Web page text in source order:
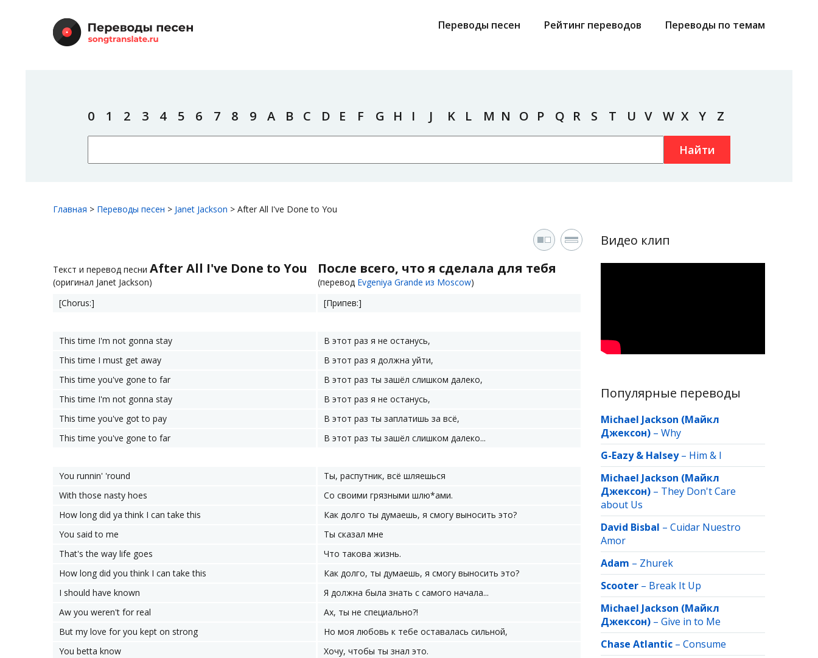
Переводы песен Рейтинг переводов Переводы по темам
0 1 2 3 4 5 6 7 8 9 A B C D E F G H I J K L M N O P Q R S T U V W X Y Z
Найти
Главная > Переводы песен > Janet Jackson > After All I've Done to You
Текст и перевод песни After All I've Done to You
(оригинал Janet Jackson)
После всего, что я сделала для тебя
(перевод Evgeniya Grande из Moscow)
[Chorus:]
[Припев:]
This time I'm not gonna stay
В этот раз я не останусь,
This time I must get away
В этот раз я должна уйти,
This time you've gone to far
В этот раз ты зашёл слишком далеко,
This time I'm not gonna stay
В этот раз я не останусь,
This time you've got to pay
В этот раз ты заплатишь за всё,
This time you've gone to far
В этот раз ты зашёл слишком далеко...
You runnin' 'round
Ты, распутник, всё шляешься
With those nasty hoes
Со своими грязными шлю*ами.
How long did ya think I can take this
Как долго ты думаешь, я смогу выносить это?
You said to me
Ты сказал мне
That's the way life goes
Что такова жизнь.
How long did you think I can take this
Как долго, ты думаешь, я смогу выносить это?
I should have known
Я должна была знать с самого начала...
Aw you weren't for real
Ах, ты не специально?!
But my love for you kept on strong
Но моя любовь к тебе оставалась сильной,
You betta know
Хочу, чтобы ты знал это.
Видео клип
Популярные переводы
Michael Jackson (Майкл
Джексон) – Why
G-Eazy & Halsey– Him & I
Michael Jackson (Майкл
Джексон) – They Don't Care
about Us
David Bisbal – Cuidar Nuestro
Amor
Adam – Zhurek
Scooter – Break It Up
Michael Jackson (Майкл
Джексон) – Give in to Me
Chase Atlantic – Consume